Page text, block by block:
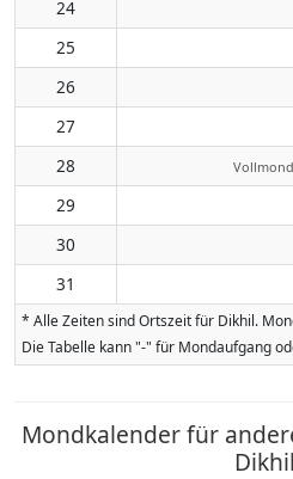
24
25
26
27
28
29
30
31
* Alle Zeiten sind Ortszeit für Dikhil.
Die Tabelle kann "-" für Mondaufgang
Mondkalender für